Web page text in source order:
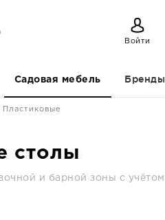
Войти
Садовая мебель Бренды
Пластиковые
столы
и барной зоны с учётом